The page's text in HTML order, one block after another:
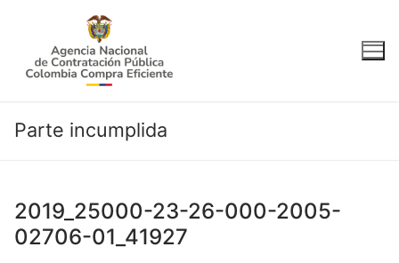
contenido
Parte incumplida
2019_25000-23-26-000-2005-
02706-01_41927